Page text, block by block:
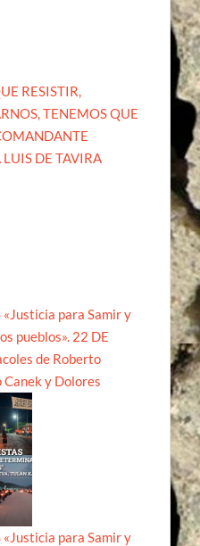
RESISTIR,
TENEMOS QUE
DE TAVIRA
«Justicia para Samir y
pueblos». 22 DE
de Roberto
Canek y Dolores
«Justicia para Samir y